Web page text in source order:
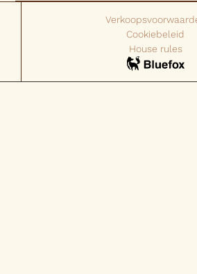
Cookiebeleid
House rules